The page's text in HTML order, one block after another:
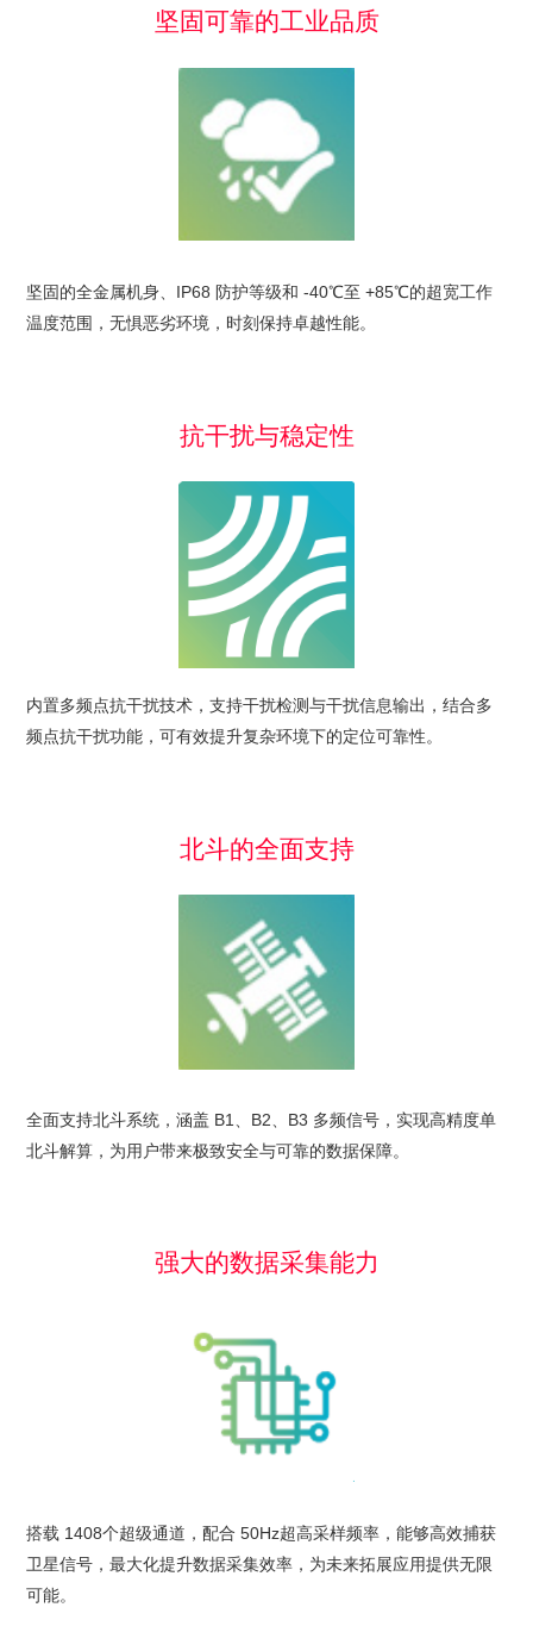
坚固可靠的工业品质
坚固的全金属机身、IP68 防护等级和 -40℃至 +85℃的超宽工作
温度范围，无惧恶劣环境，时刻保持卓越性能。
抗干扰与稳定性
内置多频点抗干扰技术，支持干扰检测与干扰信息输出，结合多
频点抗干扰功能，可有效提升复杂环境下的定位可靠性。
北斗的全面支持
全面支持北斗系统，涵盖 B1、B2、B3 多频信号，实现高精度单
北斗解算，为用户带来极致安全与可靠的数据保障。
强大的数据采集能力
搭载 1408个超级通道，配合 50Hz超高采样频率，能够高效捕获
卫星信号，最大化提升数据采集效率，为未来拓展应用提供无限
可能。